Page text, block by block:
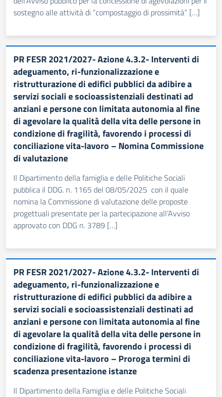
sostegno alle attività di “compostaggio di prossimità” […]
PR FESR 2021/2027- Azione 4.3.2- Interventi di
adeguamento, ri-funzionalizzazione e
ristrutturazione di edifici pubblici da adibire a
servizi sociali e socioassistenziali destinati ad
anziani e persone con limitata autonomia al fine
di agevolare la qualità della vita delle persone in
condizione di fragilità, favorendo i processi di
conciliazione vita-lavoro – Nomina Commissione
di valutazione
Il Dipartimento della famiglia e delle Politiche Sociali
pubblica il DDG. n. 1165 del 08/05/2025 con il quale
nomina la Commissione di valutazione delle proposte
progettuali presentate per la partecipazione all’Avviso
approvato con DDG n. 3789 […]
PR FESR 2021/2027- Azione 4.3.2- Interventi di
adeguamento, ri-funzionalizzazione e
ristrutturazione di edifici pubblici da adibire a
servizi sociali e socioassistenziali destinati ad
anziani e persone con limitata autonomia al fine
di agevolare la qualità della vita delle persone in
condizione di fragilità, favorendo i processi di
conciliazione vita-lavoro – Proroga termini di
scadenza presentazione istanze
Il Dipartimento della Famiglia e delle Politiche Sociali